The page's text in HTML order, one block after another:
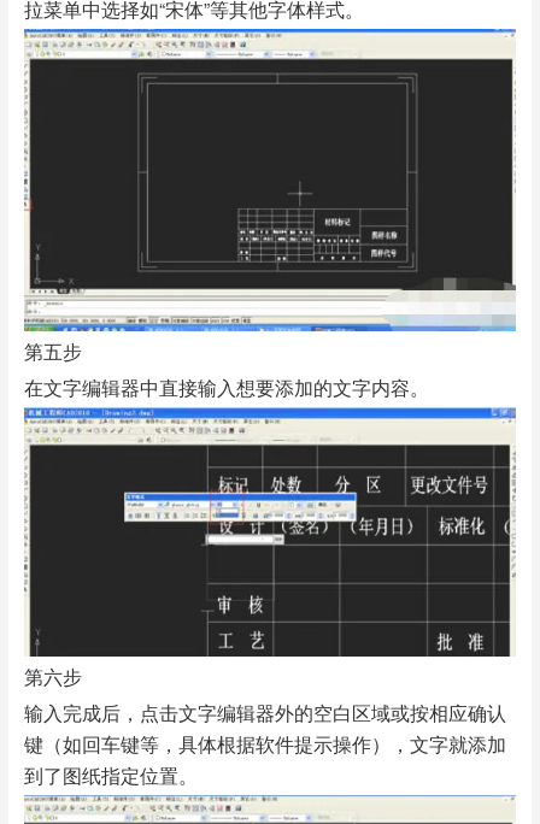
拉菜单中选择如“宋体”等其他字体样式。
第五步
在文字编辑器中直接输入想要添加的文字内容。
第六步
输入完成后，点击文字编辑器外的空白区域或按相应确认
键（如回车键等，具体根据软件提示操作），文字就添加
到了图纸指定位置。